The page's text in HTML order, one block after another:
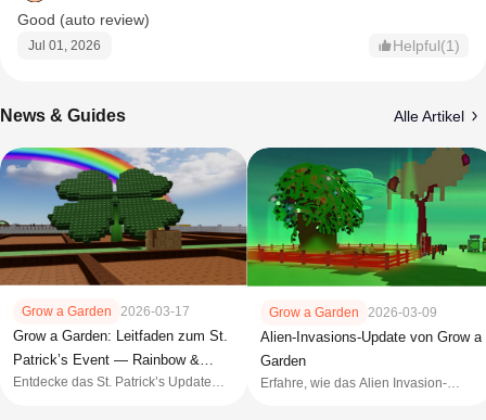
Good (auto review)
Jul 01, 2026 Helpful(1)
News & Guides Alle Artikel
Grow a Garden 2026-03-17
Grow a Garden: Leitfaden zum St.
Patrick’s Event — Rainbow &
Kleesamen
Entdecke das St. Patrick’s Update
Grow a Garden 2026-03-09
Alien-Invasions-Update von Grow a
Garden
Erfahre, wie das Alien Invasion-